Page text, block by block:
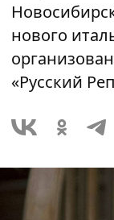
нового
«Русский